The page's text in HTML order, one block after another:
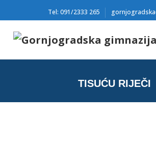
Tel: 091/2333 265
TISUĆU RIJEČI